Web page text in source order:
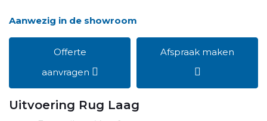
Aanwezig in de showroom
Offerte
aanvragen
Afspraak maken
Uitvoering Rug Laag